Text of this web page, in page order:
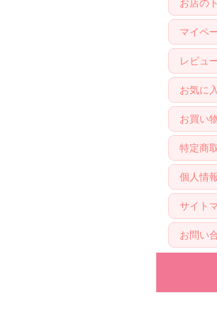
お店の
マイペ
レビュ
お気に
お買い
特定商
個人情
サイト
お問い